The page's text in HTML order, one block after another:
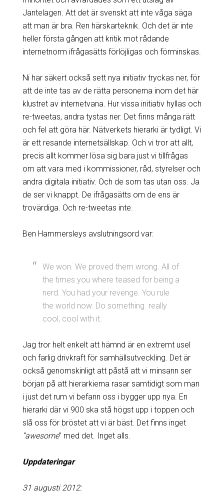
Jantelagen. Att det är svenskt att inte våga säga
att man är bra. Ren härskarteknik. Och det är inte
heller första gången att kritik mot rådande
internetnorm ifrågasätts förlöjligas och förminskas.
Ni har säkert också sett nya initiativ tryckas ner, för
att de inte tas av de rätta personerna inom det här
klustret av internetvana. Hur vissa initiativ hyllas och
re-tweetas, andra tystas ner. Det finns många rätt
och fel att göra här. Nätverkets hierarki är tydligt. Vi
är ett resande internetsällskap. Och vi tror att allt,
precis allt kommer lösa sig bara just vi tillfrågas
om att vara med i kommissioner, råd, styrelser och
andra digitala initiativ. Och de som tas utan oss. Ja
de ser vi knappt. De ifrågasätts om de ens är
trovärdiga. Och re-tweetas inte.
Ben Hammersleys avslutningsord var:
We won. We proved them wrong. All of
the times you where teased for being a
nerd. You had your revenge. You rule
the world now. Do something really
cool, cool with it.
Jag tror helt enkelt att hämnd är en extremt usel
och farlig drivkraft för samhällsutveckling. Det är
också genomskinligt att påstå att vi minsann ser
början på att hierarkierna rasar samtidigt som man
i just det rum vi befann oss i bygger upp nya. En
hierarki där vi 900 ska stå högst upp i toppen och
slå oss för bröstet att vi är bäst. Det finns inget
”awesome” med det. Inget alls.
Uppdateringar
31 augusti 2012: